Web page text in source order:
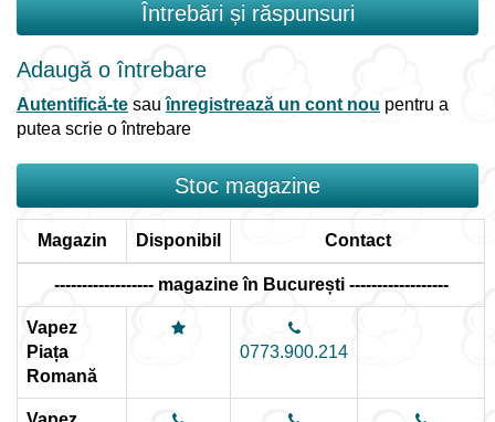
Întrebări și răspunsuri
Adaugă o întrebare
Autentifică-te sauînregistrează un cont nou pentru a
putea scrie o întrebare
Stoc magazine
Magazin Disponibil Contact
------------------ magazine în București ------------------
Vapez
Piața
Romană
0773.900.214